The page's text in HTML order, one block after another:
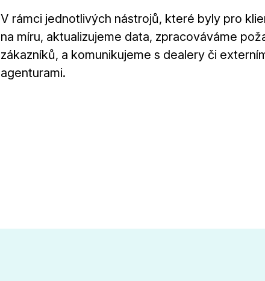
V rámci jednotlivých nástrojů, které byly pro
na míru, aktualizujeme data, zpracováváme
zákazníků, a komunikujeme s dealery či
agenturami.